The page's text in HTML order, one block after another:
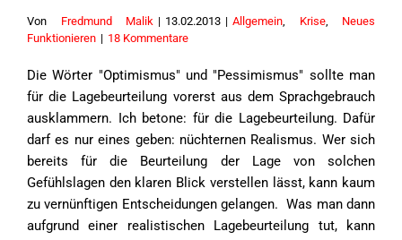
Von Fredmund Malik | 13.02.2013 | Allgemein, Krise, Neues
Funktionieren | 18 Kommentare
Die Wörter "Optimismus" und "Pessimismus" sollte man
für die Lagebeurteilung vorerst aus dem Sprachgebrauch
ausklammern. Ich betone: für die Lagebeurteilung. Dafür
darf es nur eines geben: nüchternen Realismus. Wer sich
bereits für die Beurteilung der Lage von solchen
Gefühlslagen den klaren Blick verstellen lässt, kann kaum
zu vernünftigen Entscheidungen gelangen. Was man dann
aufgrund einer realistischen Lagebeurteilung tut, kann